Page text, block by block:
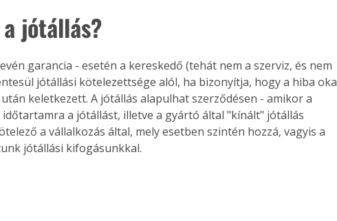
jótállás?
garancia - esetén a kereskedő (tehát nem a szerviz, és nem
jótállási kötelezettsége alól, ha bizonyítja, hogy a hiba oka
keletkezett. A jótállás alapulhat szerződésen - amikor a
a jótállást, illetve a gyártó által "kínált" jótállás
a vállalkozás által, mely esetben szintén hozzá, vagyis a
jótállási kifogásunkkal.